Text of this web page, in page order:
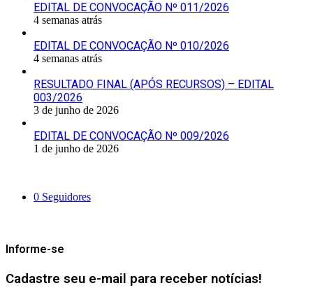
EDITAL DE CONVOCAÇÃO Nº 011/2026
4 semanas atrás
EDITAL DE CONVOCAÇÃO Nº 010/2026
4 semanas atrás
RESULTADO FINAL (APÓS RECURSOS) – EDITAL
003/2026
3 de junho de 2026
EDITAL DE CONVOCAÇÃO Nº 009/2026
1 de junho de 2026
0 Seguidores
Informe-se
Cadastre seu e-mail para receber notícias!